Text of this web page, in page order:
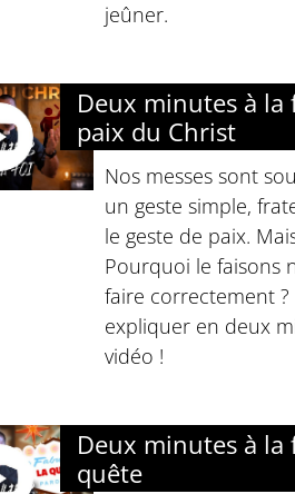
jeûner.
Deux minutes à la
paix du Christ
Nos messes sont
un geste simple,
le geste de paix.
Pourquoi le faisons
faire correctement ?
expliquer en deux
vidéo !
Deux minutes à la
quête